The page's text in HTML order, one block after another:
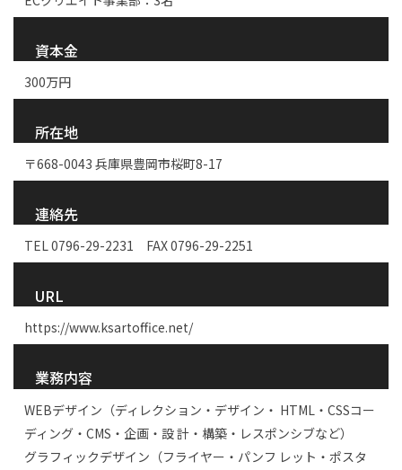
資本金
300万円
所在地
〒668-0043 兵庫県豊岡市桜町8-17
連絡先
TEL 0796-29-2231 FAX 0796-29-2251
URL
https://www.ksartoffice.net/
業務内容
WEBデザイン（ディレクション・デザイン・ HTML・CSSコー
ディング・CMS・企画・設 計・構築・レスポンシブなど）
グラフィックデザイン（フライヤー・パンフ レット・ポスタ